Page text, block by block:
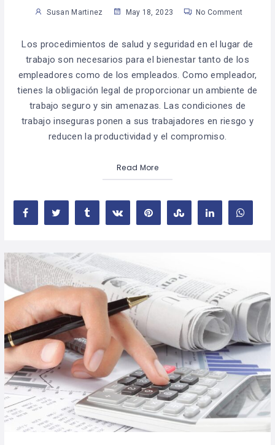
Susan Martinez May 18, 2023 No Comment
Los procedimientos de salud y seguridad en el lugar de
trabajo son necesarios para el bienestar tanto de los
empleadores como de los empleados. Como empleador,
tienes la obligación legal de proporcionar un ambiente de
trabajo seguro y sin amenazas. Las condiciones de
trabajo inseguras ponen a sus trabajadores en riesgo y
reducen la productividad y el compromiso.
Read More